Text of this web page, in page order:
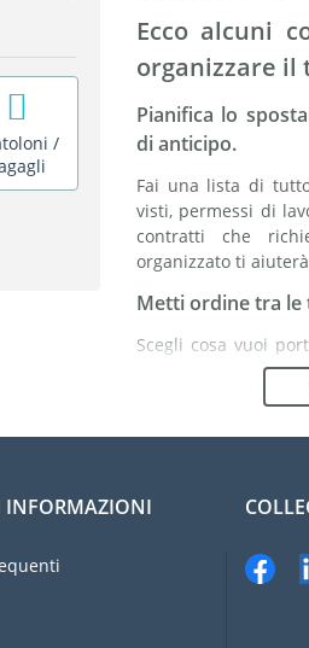
/
Ecco alcuni
organizzare il
Pianifica lo
di anticipo.
Fai una lista di
visti, permessi di
contratti che
organizzato ti
Metti ordine tra le
Scegli cosa vuoi
Informati bene:
comprare alcuni
Scegli la
Messico
ricerca di società di
INFORMAZIONI